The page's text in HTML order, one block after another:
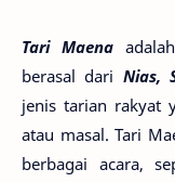
Tari Maena
berasal dari Nias,
jenis tarian rakyat
atau masal. Tari
berbagai acara,